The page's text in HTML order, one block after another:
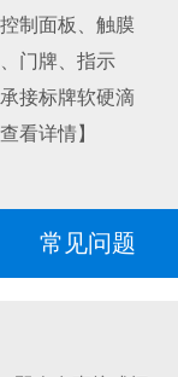
制面板、触膜
门牌、指示
接标牌软硬滴
看详情】
常见问题